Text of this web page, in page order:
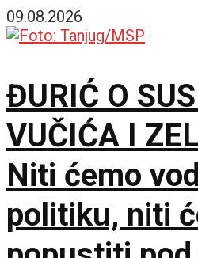
ne veruje
09.08.2026
ĐURIĆ O
VUČIĆA I
Niti ćemo
politiku, niti